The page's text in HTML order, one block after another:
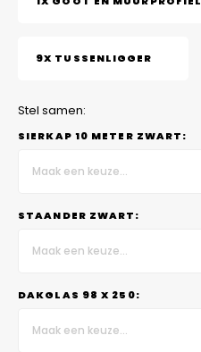
9X TUSSENLIGGER
Stel samen:
SIERKAP 10 METER ZWART:
Maak een keuze...
STAANDER ZWART:
Maak een keuze...
DAKGLAS 98 X 250:
Maak een keuze...